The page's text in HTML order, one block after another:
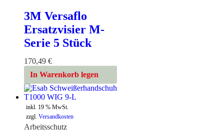
3M Versaflo
Ersatzvisier M-
Serie 5 Stück
170,49 €
In Warenkorb legen
inkl. 19 % MwSt.
zzgl. Versandkosten
Arbeitsschutz